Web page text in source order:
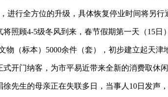
行全方位的升级，具体恢复停业时间将另行
顾4-5级冬风到来，春节假期第一天（15日
（标本）5000余件（套），初步建立起天津
门纳客，为市平易近带来全新的消费取休闲
生的母亲正在失联多日，当事人10日发声，